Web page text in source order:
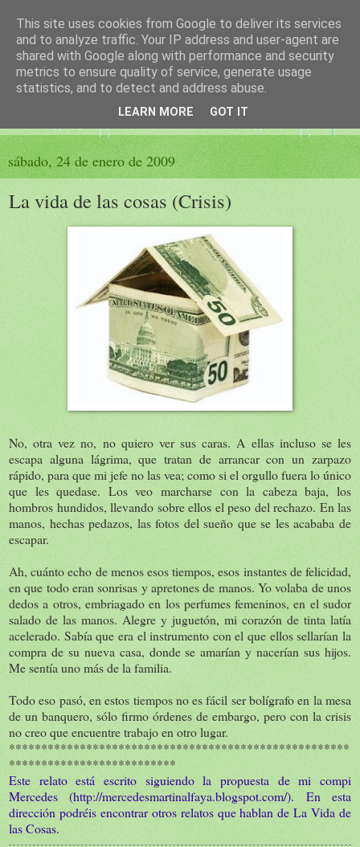
El sueño de las palabras
PÁGINA LITERARIA DE FELISA MORENO
sábado, 24 de enero de 2009
La vida de las cosas (Crisis)
No, otra vez no, no quiero ver sus caras. A ellas incluso se les
escapa alguna lágrima, que tratan de arrancar con un zarpazo
rápido, para que mi jefe no las vea; como si el orgullo fuera lo único
que les quedase. Los veo marcharse con la cabeza baja, los
hombros hundidos, llevando sobre ellos el peso del rechazo. En las
manos, hechas pedazos, las fotos del sueño que se les acababa de
escapar.
Ah, cuánto echo de menos esos tiempos, esos instantes de felicidad,
en que todo eran sonrisas y apretones de manos. Yo volaba de unos
dedos a otros, embriagado en los perfumes femeninos, en el sudor
salado de las manos. Alegre y juguetón, mi corazón de tinta latía
acelerado. Sabía que era el instrumento con el que ellos sellarían la
compra de su nueva casa, donde se amarían y nacerían sus hijos.
Me sentía uno más de la familia.
Todo eso pasó, en estos tiempos no es fácil ser bolígrafo en la mesa
de un banquero, sólo firmo órdenes de embargo, pero con la crisis
no creo que encuentre trabajo en otro lugar.
*****************************************************
**************************
Este relato está escrito siguiendo la propuesta de mi compi
Mercedes (http://mercedesmartinalfaya.blogspot.com/). En esta
dirección podréis encontrar otros relatos que hablan de La Vida de
las Cosas.
This site uses cookies from Google to deliver its services
and to analyze traffic. Your IP address and user-agent are
shared with Google along with performance and security
metrics to ensure quality of service, generate usage
statistics, and to detect and address abuse.
LEARN MORE GOT IT